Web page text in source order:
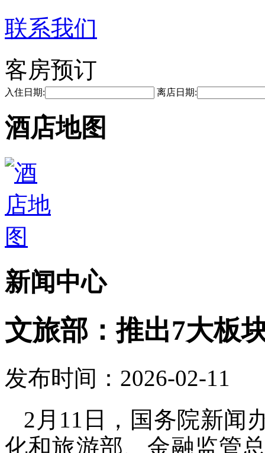
联系我们
客房预订
入住日期: 离店日期:
酒店地图
新闻中心
文旅部：推出7大板
发布时间：2026-02-11
2月11日，国务院新闻
化和旅游部、金融监管